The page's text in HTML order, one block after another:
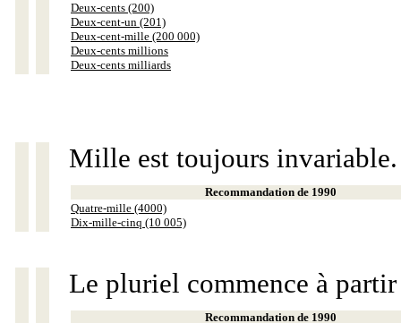
Deux-cents (200)
Deux-cent-un (201)
Deux-cent-mille (200 000)
Deux-cents millions
Deux-cents milliards
Mille est toujours invariable.
Recommandation de 1990
Quatre-mille (4000)
Dix-mille-cinq (10 005)
Le pluriel commence à
Recommandation de 1990